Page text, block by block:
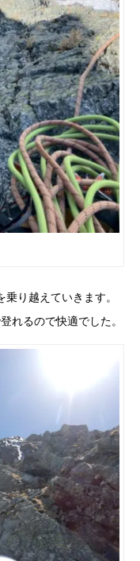
り越えていきます。
れるので快適でした。